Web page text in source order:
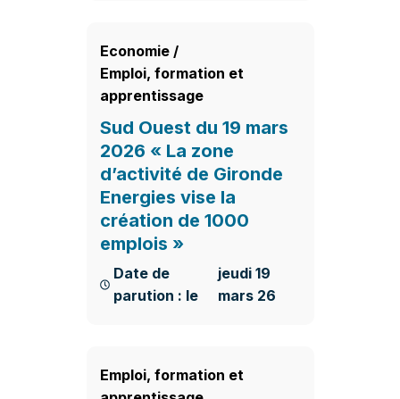
Economie /
Emploi, formation et
apprentissage
Sud Ouest du 19 mars
2026 « La zone
d’activité de Gironde
Energies vise la
création de 1000
emplois »
Date de
parution : le
jeudi 19
mars 26
Emploi, formation et